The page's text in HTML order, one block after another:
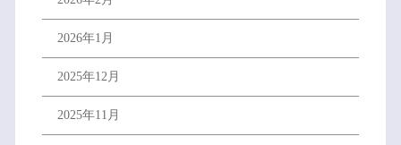
2026年1月
2025年12月
2025年11月